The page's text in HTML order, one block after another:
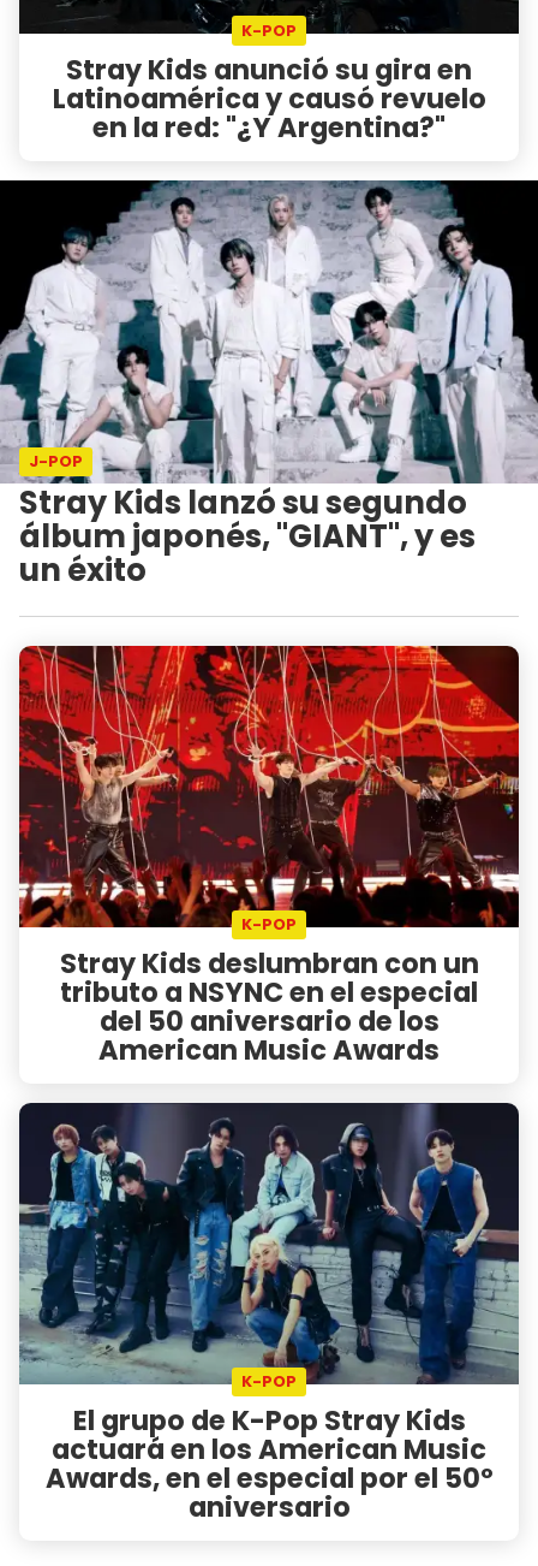
K-POP
Stray Kids anunció su gira en
Latinoamérica y causó revuelo
en la red: "¿Y Argentina?"
J-POP
Stray Kids lanzó su segundo
álbum japonés, "GIANT", y es
un éxito
K-POP
Stray Kids deslumbran con un
tributo a NSYNC en el especial
del 50 aniversario de los
American Music Awards
K-POP
El grupo de K-Pop Stray Kids
actuará en los American Music
Awards, en el especial por el 50º
aniversario